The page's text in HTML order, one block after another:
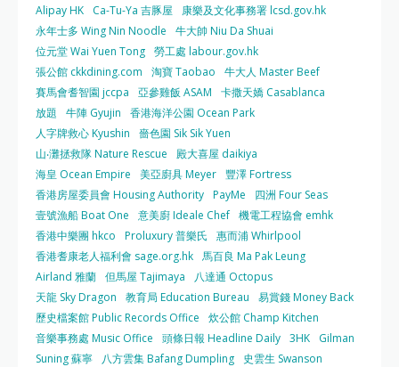
Alipay HK Ca-Tu-Ya 吉豚屋
康樂及文化事務署 lcsd.gov.hk
永年士多 Wing Nin Noodle
牛大帥 Niu Da Shuai
位元堂 Wai Yuen Tong 勞工處 labour.gov.hk
張公館 ckkdining.com
淘寶 Taobao
牛大人 Master Beef
賽馬會耆智園 jccpa
亞參雞飯 ASAM
卡撒天嬌 Casablanca
放題
牛陣 Gyujin
香港海洋公園 Ocean Park
人字牌救心 Kyushin
嗇色園 Sik Sik Yuen
山‧灘拯救隊 Nature Rescue
殿大喜屋 daikiya
海皇 Ocean Empire
美亞廚具 Meyer 豐澤 Fortress
香港房屋委員會 Housing Authority PayMe
四洲 Four Seas
壹號漁船 Boat One
意美廚 Ideale Chef 機電工程協會 emhk
香港中樂團 hkco
Proluxury 普樂氏
惠而浦 Whirlpool
香港耆康老人福利會 sage.org.hk 馬百良 Ma Pak Leung
Airland 雅蘭 但馬屋 Tajimaya
八達通 Octopus
天龍 Sky Dragon
教育局 Education Bureau
易賞錢 Money Back
歷史檔案館 Public Records Office
炊公館 Champ Kitchen
音樂事務處 Music Office
頭條日報 Headline Daily 3HK
Gilman
Suning 蘇寧
八方雲集 Bafang Dumpling
史雲生 Swanson